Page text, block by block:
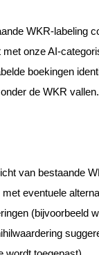
WKR-labeling
met onze AI-
boekingen
de WKR vallen.
van bestaande
met eventuele
(bijvoorbeeld